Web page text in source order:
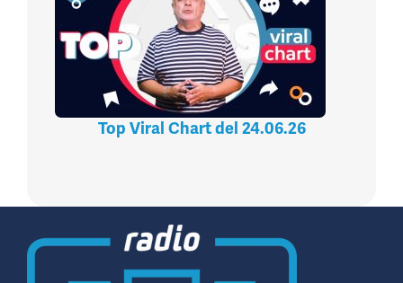
Top Viral Chart del 24.06.26